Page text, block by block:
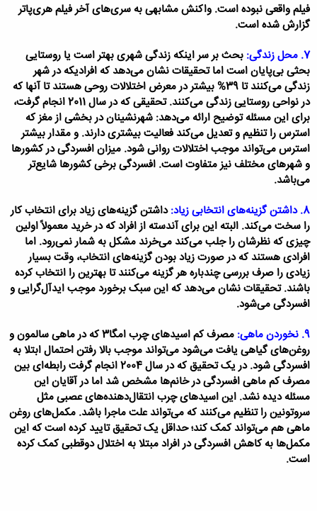
فیلم واقعی نبوده است. واکنش مشابهی به سری‌های آخر فیلم هری‌پاتر
گزارش شده است.
7. محل زندگی:
بحث بر سر اینکه زندگی شهری بهتر است یا روستایی
بحثی بی‌پایان است اما تحقیقات نشان می‌دهد که افرادیکه در شهر
زندگی می‌کنند تا 39% بیشتر در معرض اختلالات روحی هستند تا آنها که
در نواحی روستایی زندگی می‌کنند. تحقیقی که در سال 2011 انجام گرفت،
برای این مسئله توضیح ارائه می‌دهد: شهرنشینان در بخشی از مغز که
استرس را تنظیم و تعدیل می‌کند فعالیت بیشتری دارند. و مقدار بیشتر
استرس می‌تواند موجب اختلالات روانی شود. میزان افسردگی در کشورها
و شهرهای مختلف نیز متفاوت است. افسردگی برخی کشورها شایع‌تر
می‌باشد.
8. داشتن گزینه‌های انتخابی زیاد:
داشتن گزینه‌های زیاد برای انتخاب کار
را سخت می‌کند. البته این برای آندسته از افراد که در خرید معمولاً اولین
چیزی که نظرشان را جلب می‌کند می‌خرند مشکل به شمار نمی‌رود. اما
افرادی هستند که در صورت زیاد بودن گزینه‌های انتخاب، وقت بسیار
زیادی را صرف بررسی چندباره هر گزینه می‌کنند تا بهترین را انتخاب کرده
باشند. تحقیقات نشان می‌دهد که این سبک برخورد موجب ایدآل‌گرایی و
افسردگی می‌شود.
9. نخوردن ماهی:
مصرف کم اسیدهای چرب امگا3 که در ماهی سالمون و
روغن‌های گیاهی یافت می‌شود می‌تواند موجب بالا رفتن احتمال ابتلا به
افسردگی شود. در یک تحقیق که در سال 2004 انجام گرفت رابطه‌ای بین
مصرف کم ماهی افسردگی در خانم‌ها مشخص شد اما در آقایان این
مسئله دیده نشد. این اسیدهای چرب انتقال‌دهنده‌های عصبی مثل
سروتونین را تنظیم می‌کنند که می‌تواند علت ماجرا باشد. مکمل‌های روغن
ماهی هم می‌تواند کمک کند؛ حداقل یک تحقیق تایید کرده است که این
مکمل‌ها به کاهش افسردگی در افراد مبتلا به اختلال دوقطبی کمک کرده
است.